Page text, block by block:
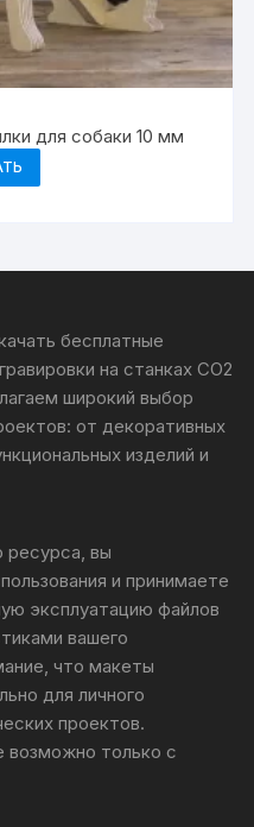
для собаки 10 мм
бесплатные
на станках CO2
широкий выбор
от декоративных
изделий и
ресурса, вы
и принимаете
эксплуатацию файлов
вашего
что макеты
для личного
проектов.
возможно только с